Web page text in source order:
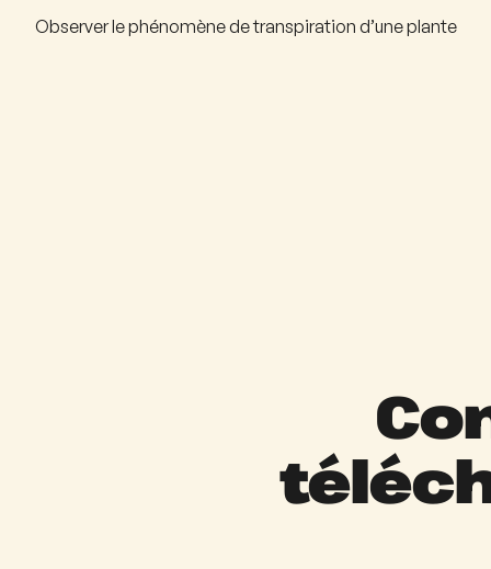
Observer le phénomène de transpiration d’une plante